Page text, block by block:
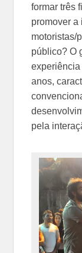
formar três
promover a
motoristas/
público? O
anos,
pela